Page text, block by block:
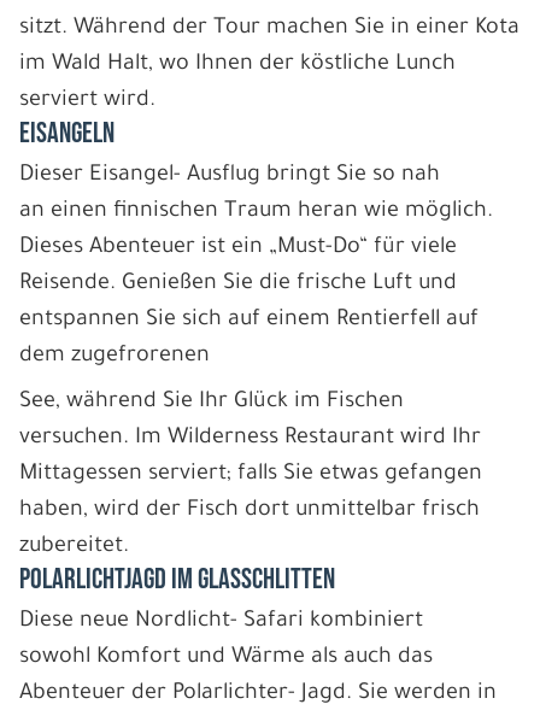
sitzt. Während der Tour machen Sie in einer Kota
im Wald Halt, wo Ihnen der köstliche Lunch
serviert wird.
EISANGELN
Dieser Eisangel- Ausflug bringt Sie so nah
an einen finnischen Traum heran wie möglich.
Dieses Abenteuer ist ein „Must-Do“ für viele
Reisende. Genießen Sie die frische Luft und
entspannen Sie sich auf einem Rentierfell auf
dem zugefrorenen
See, während Sie Ihr Glück im Fischen
versuchen. Im Wilderness Restaurant wird Ihr
Mittagessen serviert; falls Sie etwas gefangen
haben, wird der Fisch dort unmittelbar frisch
zubereitet.
POLARLICHTJAGD IM GLASSCHLITTEN
Diese neue Nordlicht- Safari kombiniert
sowohl Komfort und Wärme als auch das
Abenteuer der Polarlichter- Jagd. Sie werden in